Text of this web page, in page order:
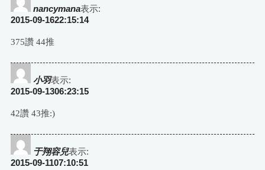
nancymana表示:
2015-09-1622:15:14
375讚 44推
小羽表示:
2015-09-1306:23:15
42讚 43推:)
于翔容兒表示:
2015-09-1107:10:51